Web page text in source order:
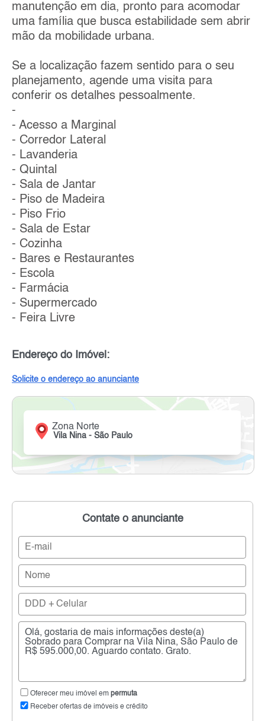
manutenção em dia, pronto para acomodar
uma família que busca estabilidade sem abrir
mão da mobilidade urbana.
Se a localização fazem sentido para o seu
planejamento, agende uma visita para
conferir os detalhes pessoalmente.
-
- Acesso a Marginal
- Corredor Lateral
- Lavanderia
- Quintal
- Sala de Jantar
- Piso de Madeira
- Piso Frio
- Sala de Estar
- Cozinha
- Bares e Restaurantes
- Escola
- Farmácia
- Supermercado
- Feira Livre
Endereço do Imóvel:
Solicite o endereço ao anunciante
Zona Norte
Vila Nina - São Paulo
Contate o anunciante
Oferecer meu imóvel em permuta
Receber ofertas de imóveis e crédito